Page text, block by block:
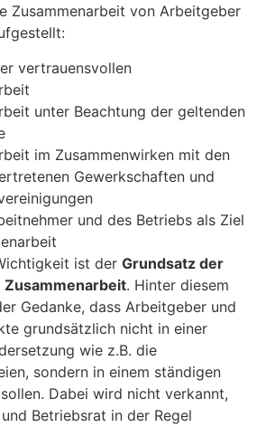
Zusammenarbeit von Arbeitgeber
vertrauensvollen
unter Beachtung der geltenden
im Zusammenwirken mit den
Gewerkschaften und
und des Betriebs als Ziel
ist der Grundsatz der
. Hinter diesem
Gedanke, dass Arbeitgeber und
grundsätzlich nicht in einer
wie z.B. die
sondern in einem ständigen
Dabei wird nicht verkannt,
Betriebsrat in der Regel